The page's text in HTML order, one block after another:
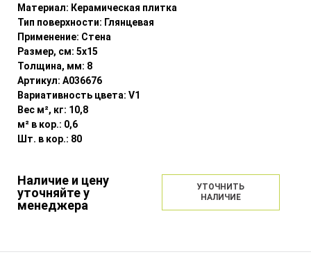
Материал: Керамическая плитка
Тип поверхности: Глянцевая
Применение: Стена
Размер, см: 5x15
Толщина, мм: 8
Артикул: A036676
Вариативность цвета: V1
Вес м², кг: 10,8
м² в кор.: 0,6
Шт. в кор.: 80
Наличие и цену
уточняйте у
менеджера
УТОЧНИТЬ
НАЛИЧИЕ